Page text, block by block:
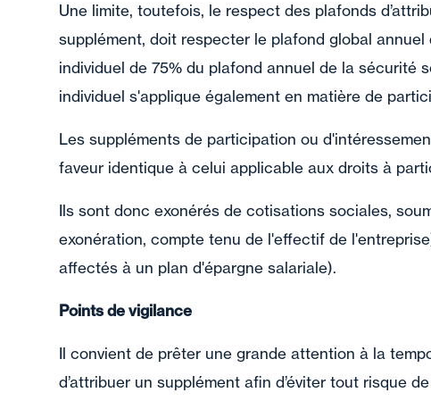
Une limite, toutefois, le respect des plafonds
supplément, doit respecter le plafond global
individuel de 75% du plafond annuel de la sécurité
individuel s'applique également en matière de
Les suppléments de participation ou
faveur identique à celui applicable aux droits à
Ils sont donc exonérés de cotisations sociales,
exonération, compte tenu de l'effectif de
affectés à un plan d'épargne salariale).
Points de vigilance
Il convient de prêter une grande attention à la
d’attribuer un supplément afin d’éviter tout risque